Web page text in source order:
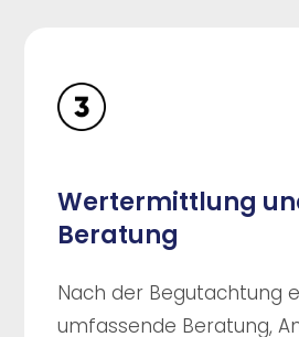
Wertermittlung
Beratung
Nach der Begutachtung
umfassende Beratung,